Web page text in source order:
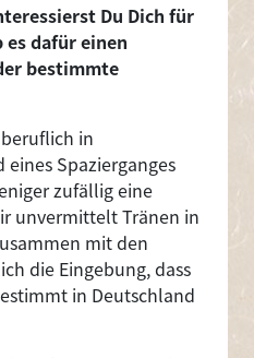
Du Dich für
es dafür einen
bestimmte
beruflich in
Spazierganges
zufällig eine
unvermittelt Tränen in
mit den
die Eingebung, dass
in Deutschland